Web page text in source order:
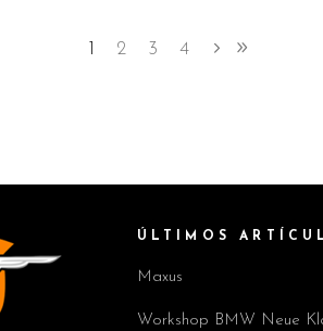
2 3 4
ÚLTIMOS
Maxus
Workshop BMW Neue